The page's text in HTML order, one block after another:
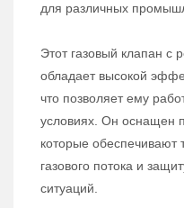
для различных
Этот газовый клапан с
обладает высокой
что позволяет ему
условиях. Он оснащен
которые обеспечивают
газового потока и
ситуаций.